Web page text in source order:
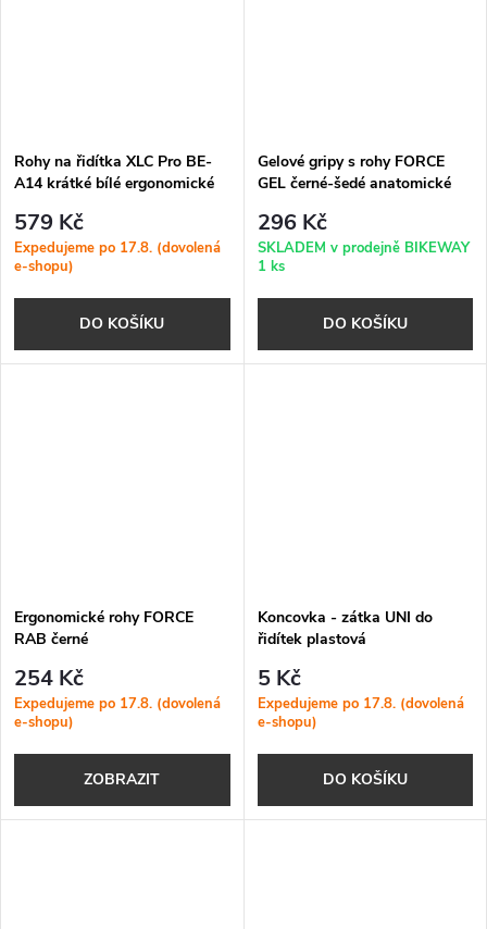
Rohy na řidítka XLC Pro BE-
A14 krátké bílé ergonomické
579 Kč
Expedujeme po 17.8. (dovolená
e-shopu)
DO KOŠÍKU
Gelové gripy s rohy FORCE
GEL černé-šedé anatomické
296 Kč
SKLADEM v prodejně BIKEWAY
1 ks
DO KOŠÍKU
Ergonomické rohy FORCE
RAB černé
254 Kč
Expedujeme po 17.8. (dovolená
e-shopu)
ZOBRAZIT
Koncovka - zátka UNI do
řidítek plastová
5 Kč
Expedujeme po 17.8. (dovolená
e-shopu)
DO KOŠÍKU